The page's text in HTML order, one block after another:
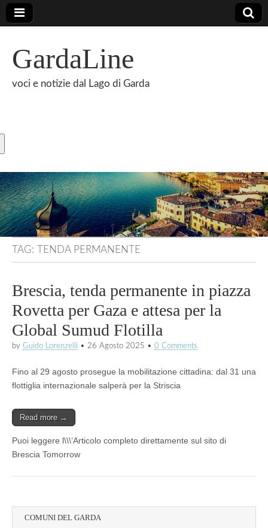
GardaLine
voci e notizie dal Lago di Garda
TAG: TENDA PERMANENTE
Brescia, tenda permanente in piazza
Rovetta per Gaza e attesa per la
Global Sumud Flotilla
by Guido Lorenzelli • 26 Agosto 2025 • 0 Comments
Fino al 29 agosto prosegue la mobilitazione cittadina: dal 31 una
flottiglia internazionale salperà per la Striscia
Read more →
Puoi leggere l\\\’Articolo completo direttamente sul sito di
Brescia Tomorrow
COMUNI DEL GARDA